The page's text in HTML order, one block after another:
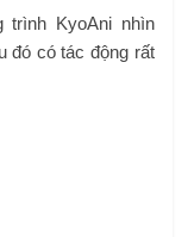
KyoAni nhìn
đó có tác động rất